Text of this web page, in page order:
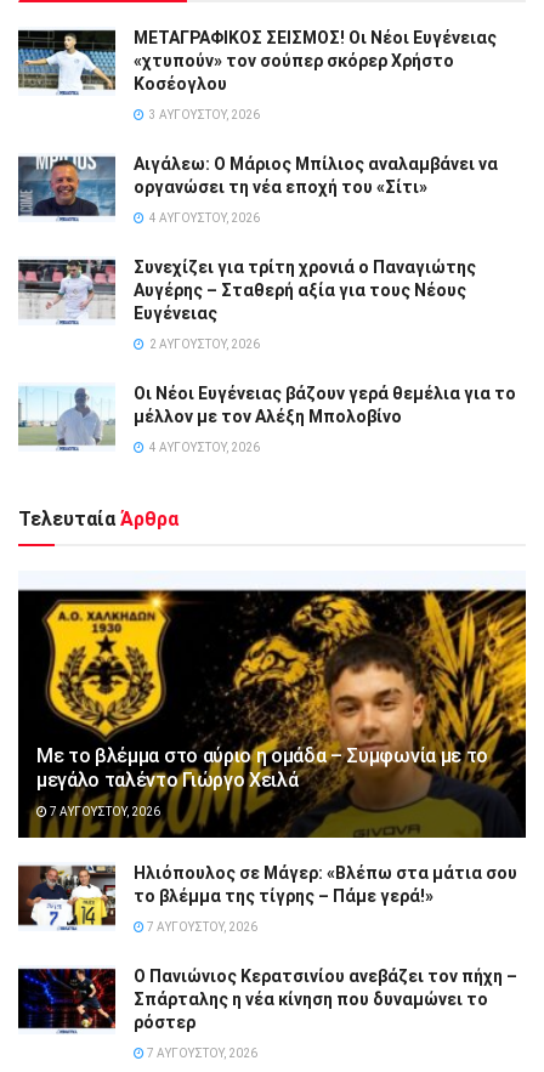
ΜΕΤΑΓΡΑΦΙΚΟΣ ΣΕΙΣΜΟΣ! Οι Νέοι Ευγένειας
«χτυπούν» τον σούπερ σκόρερ Χρήστο
Κοσέογλου
3 ΑΥΓΟΎΣΤΟΥ, 2026
Αιγάλεω: Ο Μάριος Μπίλιος αναλαμβάνει να
οργανώσει τη νέα εποχή του «Σίτι»
4 ΑΥΓΟΎΣΤΟΥ, 2026
Συνεχίζει για τρίτη χρονιά ο Παναγιώτης
Αυγέρης – Σταθερή αξία για τους Νέους
Ευγένειας
2 ΑΥΓΟΎΣΤΟΥ, 2026
Οι Νέοι Ευγένειας βάζουν γερά θεμέλια για το
μέλλον με τον Αλέξη Μπολοβίνο
4 ΑΥΓΟΎΣΤΟΥ, 2026
Τελευταία Άρθρα
Με το βλέμμα στο αύριο η ομάδα – Συμφωνία με το
μεγάλο ταλέντο Γιώργο Χειλά
7 ΑΥΓΟΎΣΤΟΥ, 2026
Ηλιόπουλος σε Μάγερ: «Βλέπω στα μάτια σου
το βλέμμα της τίγρης – Πάμε γερά!»
7 ΑΥΓΟΎΣΤΟΥ, 2026
Ο Πανιώνιος Κερατσινίου ανεβάζει τον πήχη –
Σπάρταλης η νέα κίνηση που δυναμώνει το
ρόστερ
7 ΑΥΓΟΎΣΤΟΥ, 2026